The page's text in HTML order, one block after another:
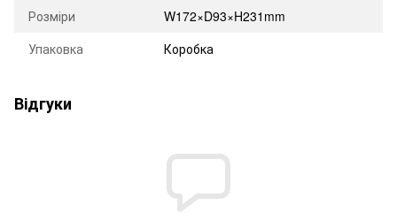
Розміри
W172×D93×H231mm
Упаковка
Коробка
Відгуки